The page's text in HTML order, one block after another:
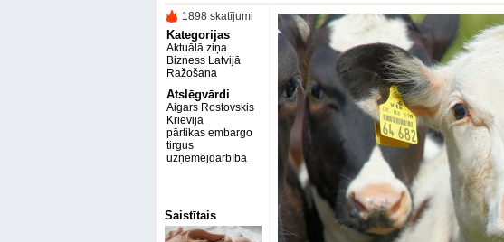
1898 skatījumi
Kategorijas
Aktuālā ziņa
Bizness Latvijā
Ražošana
Atslēgvārdi
Aigars Rostovskis
Krievija
pārtikas embargo
tirgus
uzņēmējdarbība
Saistītais